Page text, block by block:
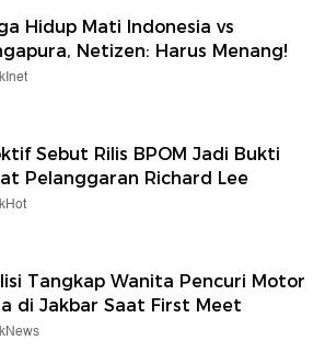
Hidup Mati Indonesia vs
Netizen: Harus Menang!
Sebut Rilis BPOM Jadi Bukti
Pelanggaran Richard Lee
Tangkap Wanita Pencuri Motor
di Jakbar Saat First Meet